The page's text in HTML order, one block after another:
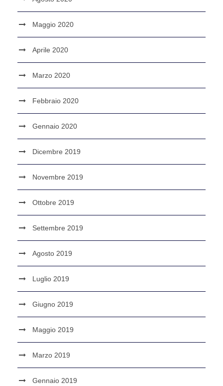
Maggio 2020
Aprile 2020
Marzo 2020
Febbraio 2020
Gennaio 2020
Dicembre 2019
Novembre 2019
Ottobre 2019
Settembre 2019
Agosto 2019
Luglio 2019
Giugno 2019
Maggio 2019
Marzo 2019
Gennaio 2019